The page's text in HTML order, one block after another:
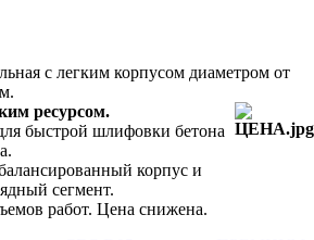
с легким корпусом диаметром от
ресурсом.
быстрой шлифовки бетона
корпус и
сегмент.
работ. Цена снижена.